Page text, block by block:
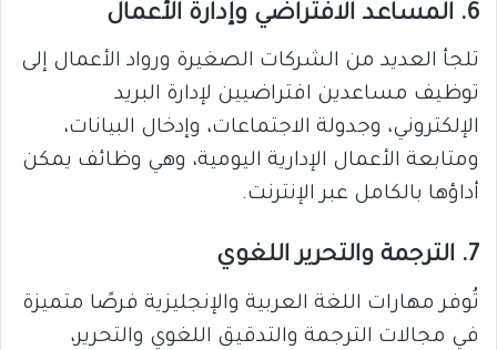
6. المساعد الافتراضي وإدارة الأعمال
تلجأ العديد من الشركات الصغيرة ورواد الأعمال إلى
توظيف مساعدين افتراضيين لإدارة البريد
الإلكتروني، وجدولة الاجتماعات، وإدخال البيانات،
ومتابعة الأعمال الإدارية اليومية، وهي وظائف يمكن
أداؤها بالكامل عبر الإنترنت.
7. الترجمة والتحرير اللغوي
تُوفر مهارات اللغة العربية والإنجليزية فرصًا متميزة
في مجالات الترجمة والتدقيق اللغوي والتحرير،